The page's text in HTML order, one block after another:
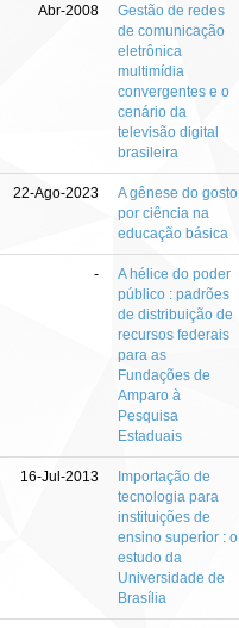
Abr-2008
Gestão de redes
de comunicação
eletrônica
multimídia
convergentes e o
cenário da
televisão digital
brasileira
22-Ago-2023
A gênese do gosto
por ciência na
educação básica
-
A hélice do poder
público : padrões
de distribuição de
recursos federais
para as
Fundações de
Amparo à
Pesquisa
Estaduais
16-Jul-2013
Importação de
tecnologia para
instituições de
ensino superior : o
estudo da
Universidade de
Brasília